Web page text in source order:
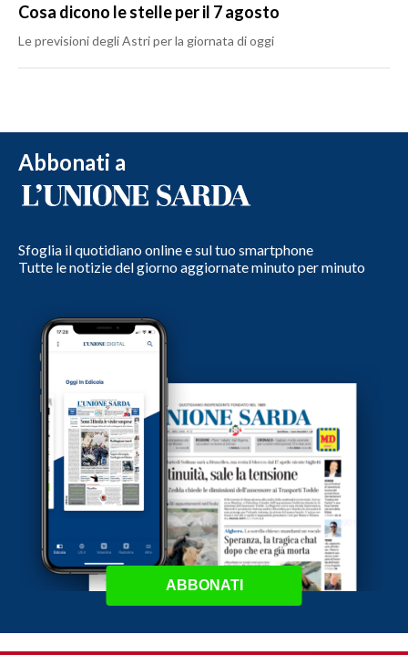
Cosa dicono le stelle per il 7 agosto
Le previsioni degli Astri per la giornata di oggi
Abbonati a
Sfoglia il quotidiano online e sul tuo smartphone
Tutte le notizie del giorno aggiornate minuto per minuto
ABBONATI